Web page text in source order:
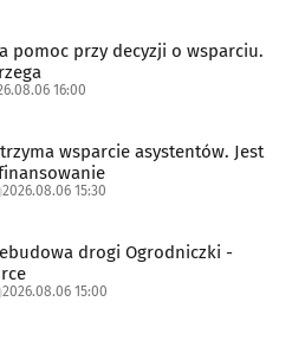
pomoc przy decyzji o wsparciu.
16:00
wsparcie asystentów. Jest
2026.08.06 15:30
drogi Ogrodniczki -
2026.08.06 15:00